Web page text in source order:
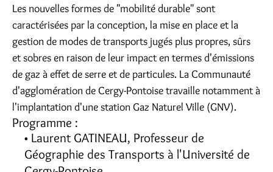
Les nouvelles formes de "mobilité durable" sont
caractérisées par la conception, la mise en place et la
gestion de modes de transports jugés plus propres, sûrs
et sobres en raison de leur impact en termes d'émissions
de gaz à effet de serre et de particules. La Communauté
d'agglomération de Cergy-Pontoise travaille notamment à
l'implantation d'une station Gaz Naturel Ville (GNV).
Programme :
Laurent GATINEAU, Professeur de
Géographie des Transports à l'Université de